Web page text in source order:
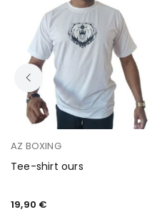
AZ BOXING
Tee-shirt ours
19,90 €